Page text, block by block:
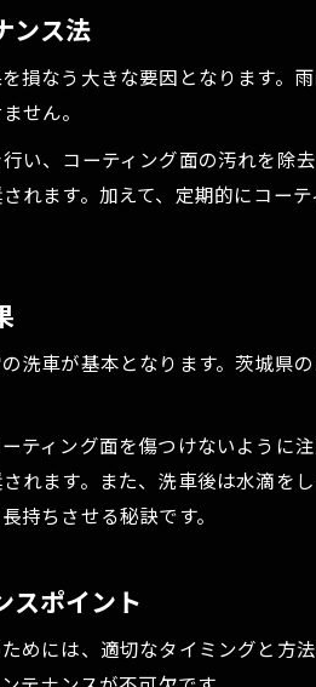
ンス法
損なう大きな要因となります。
せん。
い、コーティング面の汚れを除
れます。加えて、定期的にコー
洗車が基本となります。茨城県
ティング面を傷つけないように
れます。また、洗車後は水滴を
持ちさせる秘訣です。
スポイント
めには、適切なタイミングと方